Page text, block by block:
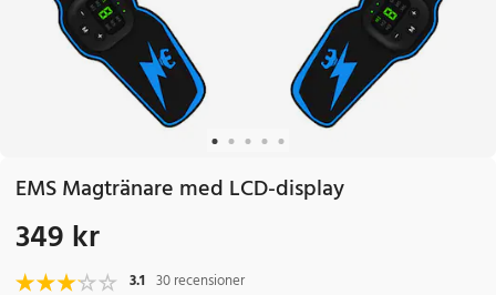
EMS Magtränare med LCD-display
Pris:349 kr
349 kr
3.1 30 recensioner